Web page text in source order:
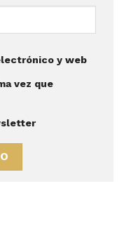
y web
vez que